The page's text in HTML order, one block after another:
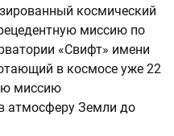
космический
миссию по
«Свифт» имени
в космосе уже 22
миссию
атмосферу Земли до